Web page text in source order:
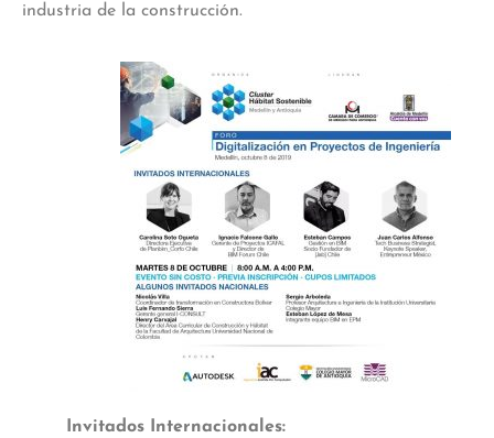
industria de la construcción.
Invitados Internacionales: